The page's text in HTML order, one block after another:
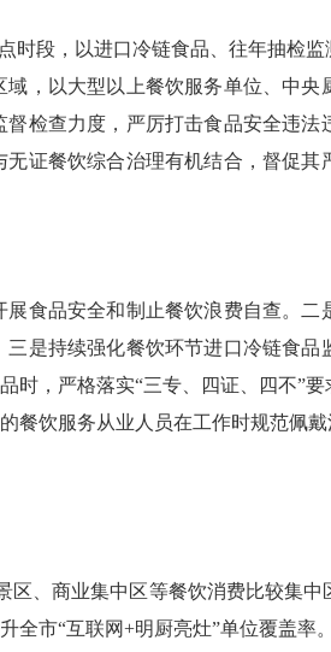
段，以进口冷链食品、往年抽检监
，以大型以上餐饮服务单位、中
检查力度，严厉打击食品安全违
证餐饮综合治理有机结合，督促
品安全和制止餐饮浪费自查。二
是持续强化餐饮环节进口冷链食
，严格落实“三专、四证、四不”
饮服务从业人员在工作时规范佩戴
、商业集中区等餐饮消费比较集中
市“互联网+明厨亮灶”单位覆盖率